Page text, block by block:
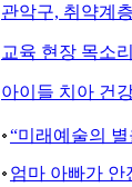
관악구, 취약계
교육 현장 목소
아이들 치아 건
“미래예술의
엄마 아빠가 안